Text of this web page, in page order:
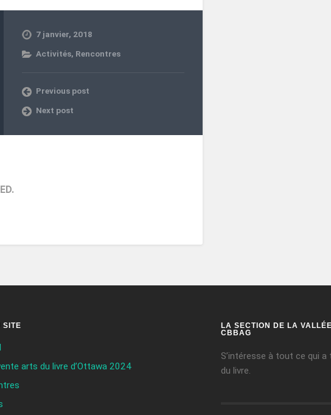
7 janvier, 2018
Activités, Rencontres
Previous post
Next post
SITE
arts du livre d’Ottawa 2024
LA SECTION DE LA
CBBAG
S’intéresse à tout ce qui
du livre.